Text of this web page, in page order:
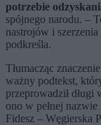
potrzebie
spójnego narodu. –
nastrojów i
podkreśla.
Tłumacząc
ważny podtekst,
przeprowadził
ono w pełnej
Fidesz – Węgierska